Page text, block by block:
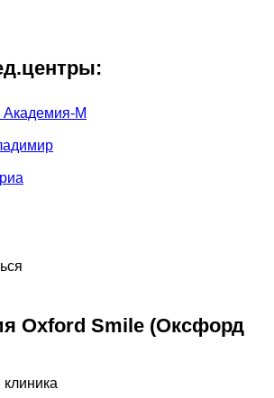
Академия-М
Oxford Smile (Оксфорд